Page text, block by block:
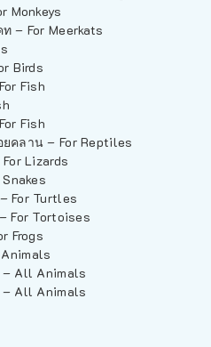
Monkeys
– For Meerkats
Birds
Fish
Fish
คลาน – For Reptiles
Lizards
For Turtles
For Tortoises
Frogs
All Animals
All Animals